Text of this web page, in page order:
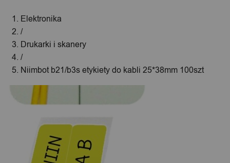
Elektronika
/
Drukarki i skanery
/
Niimbot b21/b3s etykiety do kabli 25*38mm 100szt